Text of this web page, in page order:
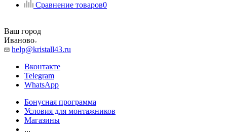
Сравнение товаров0
Ваш город
Иваново
help@kristall43.ru
Вконтакте
Telegram
WhatsApp
Бонусная программа
Условия для монтажников
Магазины
...